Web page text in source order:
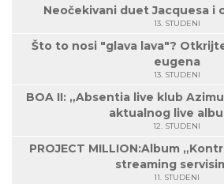
Neočekivani duet Jacquesa i
13. STUDENI
Što to nosi "glava lava"?
eugena
13. STUDENI
BOA II: „Absentia live klub
aktualnog live
12. STUDENI
PROJECT MILLION:Album
streaming
11. STUDENI